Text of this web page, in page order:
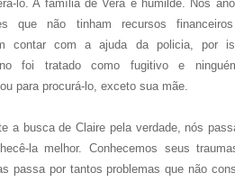
lo. A família de Vera é humilde. Nos
que não tinham recursos
contar com a ajuda da policia, por
foi tratado como fugitivo e
para procurá-lo, exceto sua mãe.
a busca de Claire pela verdade, nós
la melhor. Conhecemos seus
passa por tantos problemas que não